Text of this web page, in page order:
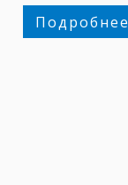
Подробнее